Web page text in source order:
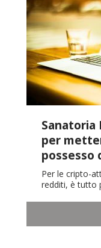
per
Per le cripto-
redditi, è tutto